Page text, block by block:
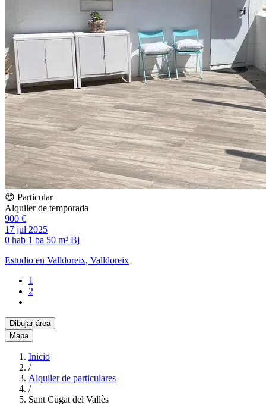
😍 Particular
Alquiler de temporada
900 €
17 jul 2025
0 hab 1 ba 50 m² Bj
Estudio en Valldoreix, Valldoreix
1
2
Dibujar área
Mapa
Inicio
/
Alquiler de particulares
/
Sant Cugat del Vallès